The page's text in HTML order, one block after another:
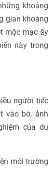
khoảng
gian khoáng
mộc mạc ấy
này trong
người tiếc
vào bờ, ảnh
của du
môi trường